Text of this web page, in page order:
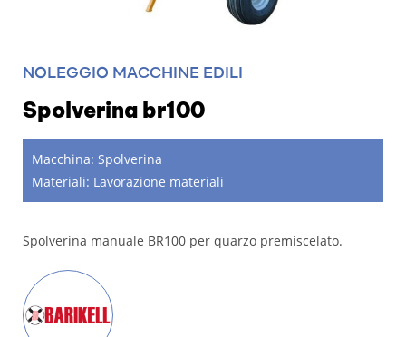
NOLEGGIO MACCHINE EDILI
Spolverina br100
Macchina: Spolverina
Materiali: Lavorazione materiali
Spolverina manuale BR100 per quarzo premiscelato.